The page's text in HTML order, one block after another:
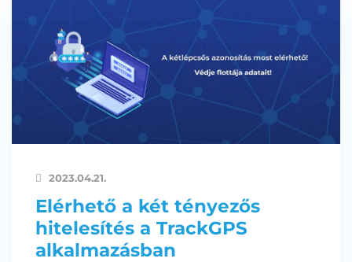
2023.04.21.
Elérhető a két tényezős
hitelesítés a TrackGPS
alkalmazásban